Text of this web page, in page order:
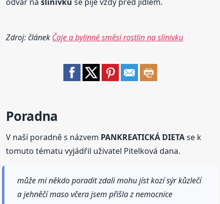
Zdroj: článek Čaje a bylinné směsi rostlin na slinivku
Poradna
V naší poradně s názvem PANKREATICKÁ DIETAse k
tomuto tématu vyjádřil uživatel Pitelková dana.
může mi někdo poradit zdali mohu jíst kozí sýr kůzlečí
a jehněčí maso včera jsem přišla z nemocnice